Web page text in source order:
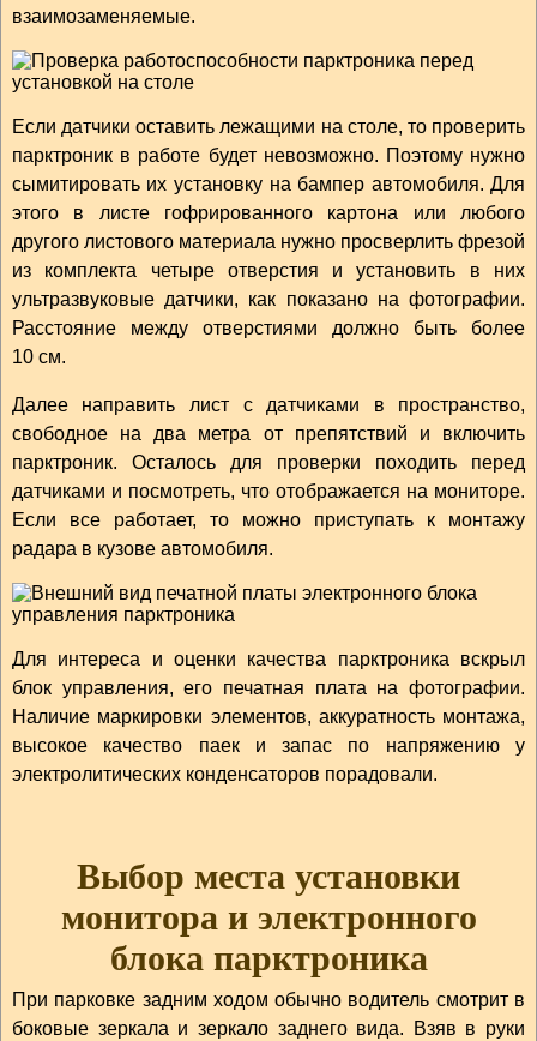
взаимозаменяемые.
Если датчики оставить лежащими на столе, то проверить
парктроник в работе будет невозможно. Поэтому нужно
сымитировать их установку на бампер автомобиля. Для
этого в листе гофрированного картона или любого
другого листового материала нужно просверлить фрезой
из комплекта четыре отверстия и установить в них
ультразвуковые датчики, как показано на фотографии.
Расстояние между отверстиями должно быть более
10 см.
Далее направить лист с датчиками в пространство,
свободное на два метра от препятствий и включить
парктроник. Осталось для проверки походить перед
датчиками и посмотреть, что отображается на мониторе.
Если все работает, то можно приступать к монтажу
радара в кузове автомобиля.
Для интереса и оценки качества парктроника вскрыл
блок управления, его печатная плата на фотографии.
Наличие маркировки элементов, аккуратность монтажа,
высокое качество паек и запас по напряжению у
электролитических конденсаторов порадовали.
Выбор места установки
монитора и электронного
блока парктроника
При парковке задним ходом обычно водитель смотрит в
боковые зеркала и зеркало заднего вида. Взяв в руки